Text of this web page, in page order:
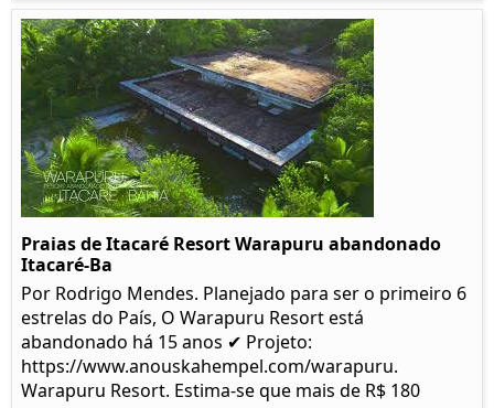
Praias de Itacaré Resort Warapuru abandonado
Itacaré-Ba
Por Rodrigo Mendes. Planejado para ser o primeiro 6
estrelas do País, O Warapuru Resort está
abandonado há 15 anos ✔ Projeto:
https://www.anouskahempel.com/warapuru.
Warapuru Resort. Estima-se que mais de R$ 180